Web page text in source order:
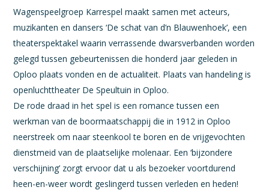
Wagenspeelgroep Karrespel maakt samen met acteurs,
muzikanten en dansers ‘De schat van d’n Blauwenhoek’, een
theaterspektakel waarin verrassende dwarsverbanden worden
gelegd tussen gebeurtenissen die honderd jaar geleden in
Oploo plaats vonden en de actualiteit. Plaats van handeling is
openluchttheater De Speultuin in Oploo.
De rode draad in het spel is een romance tussen een
werkman van de boormaatschappij die in 1912 in Oploo
neerstreek om naar steenkool te boren en de vrijgevochten
dienstmeid van de plaatselijke molenaar. Een ‘bijzondere
verschijning’ zorgt ervoor dat u als bezoeker voortdurend
heen-en-weer wordt geslingerd tussen verleden en heden!